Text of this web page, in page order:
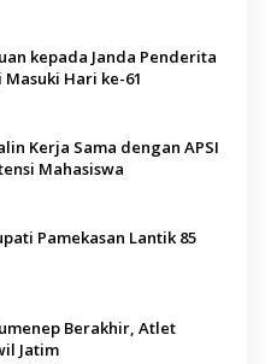
kepada Janda Penderita
Hari ke-61
Kerja Sama dengan APSI
Mahasiswa
Pamekasan Lantik 85
Berakhir, Atlet
Jatim